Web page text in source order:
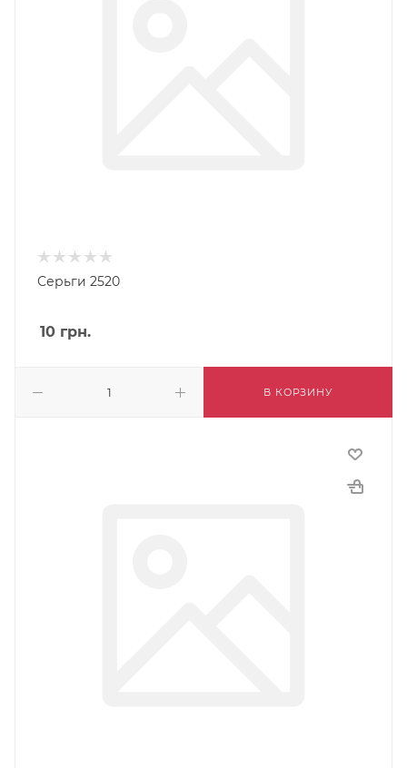
Серьги 2520
10 грн.
В КОРЗИНУ